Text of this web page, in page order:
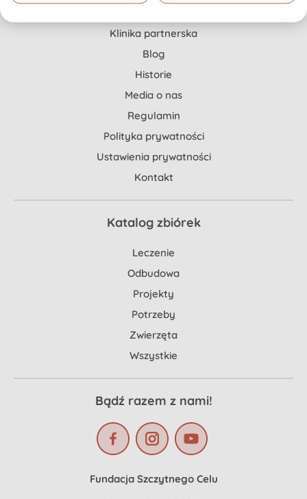
Klinika partnerska
Blog
Historie
Media o nas
Regulamin
Polityka prywatności
Ustawienia prywatności
Kontakt
Katalog zbiórek
Leczenie
Odbudowa
Projekty
Potrzeby
Zwierzęta
Wszystkie
Bądź razem z nami!
Fundacja Szczytnego Celu